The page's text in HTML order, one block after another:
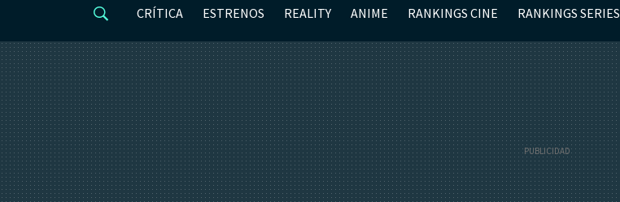
CRÍTICA ESTRENOS REALITY ANIME RANKINGS CINE RANKINGS SERIES